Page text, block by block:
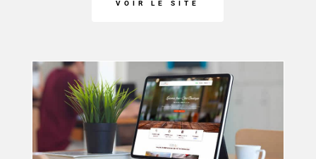
VOIR LE SITE